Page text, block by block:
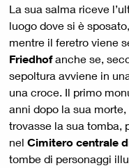
La sua salma riceve
luogo dove si è
mentre il feretro viene
Friedhofanche se,
sepoltura avviene in
una croce. Il primo
anni dopo la sua
trovasse la sua tomba,
nel Cimitero centrale
tombe di personaggi